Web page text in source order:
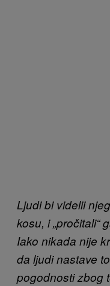
Ljudi bi videlii
kosu, i „pročitali“
Iako nikada nije
da ljudi nastave
pogodnosti zbog